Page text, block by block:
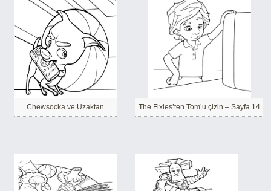
Chewsocka ve Uzaktan The Fixies’ten Tom’u çizin – Sayfa 14